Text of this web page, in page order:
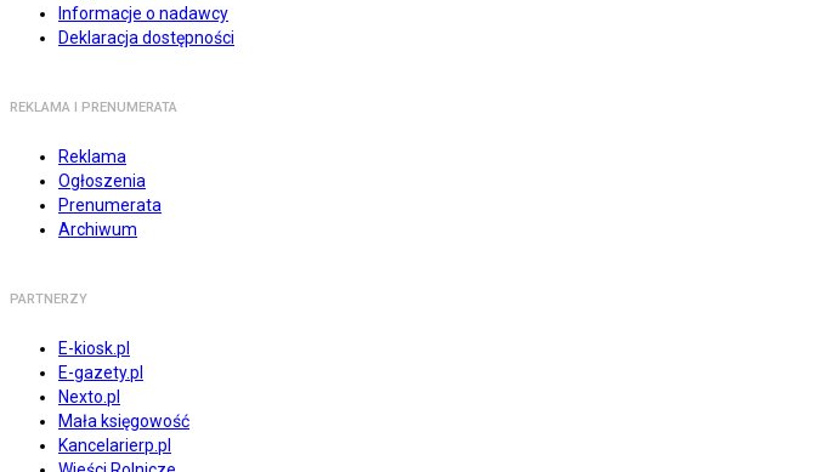
Informacje o nadawcy
Deklaracja dostępności
REKLAMA I PRENUMERATA
Reklama
Ogłoszenia
Prenumerata
Archiwum
PARTNERZY
E-kiosk.pl
E-gazety.pl
Nexto.pl
Mała księgowość
Kancelarierp.pl